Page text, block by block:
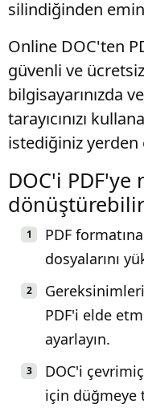
silindiğinden
Online DOC'ten
güvenli ve
bilgisayarınızda
tarayıcınızı
istediğiniz yerden
DOC'i PDF'ye
PDF
dosyalarını
PDF'i elde
ayarlayın.
DOC'i
için düğmeye